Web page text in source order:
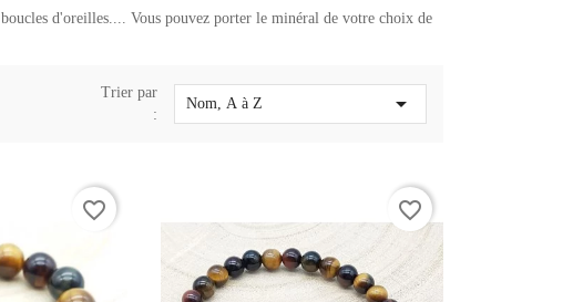
d'oreilles.... Vous pouvez porter le minéral de votre choix de
Trier par
:
Nom, A à Z 
favorite_border favorite_border